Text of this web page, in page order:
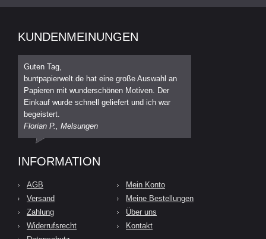
KUNDENMEINUNGEN
Guten Tag,
buntpapierwelt.de hat eine große Auswahl an
Papieren mit wunderschönen Motiven. Der
Einkauf wurde schnell geliefert und ich war
begeistert.
Florian P., Melsungen
INFORMATION
AGB
Versand
Zahlung
Widerrufsrecht
Mein Konto
Meine Bestellungen
Über uns
Kontakt